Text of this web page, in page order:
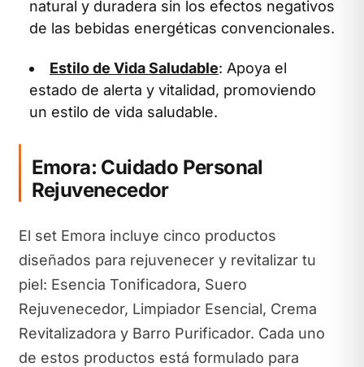
natural y duradera sin los efectos negativos
de las bebidas energéticas convencionales.
Estilo de Vida Saludable: Apoya el
estado de alerta y vitalidad, promoviendo
un estilo de vida saludable.
Emora: Cuidado Personal
Rejuvenecedor
El set Emora incluye cinco productos
diseñados para rejuvenecer y revitalizar tu
piel: Esencia Tonificadora, Suero
Rejuvenecedor, Limpiador Esencial, Crema
Revitalizadora y Barro Purificador. Cada uno
de estos productos está formulado para